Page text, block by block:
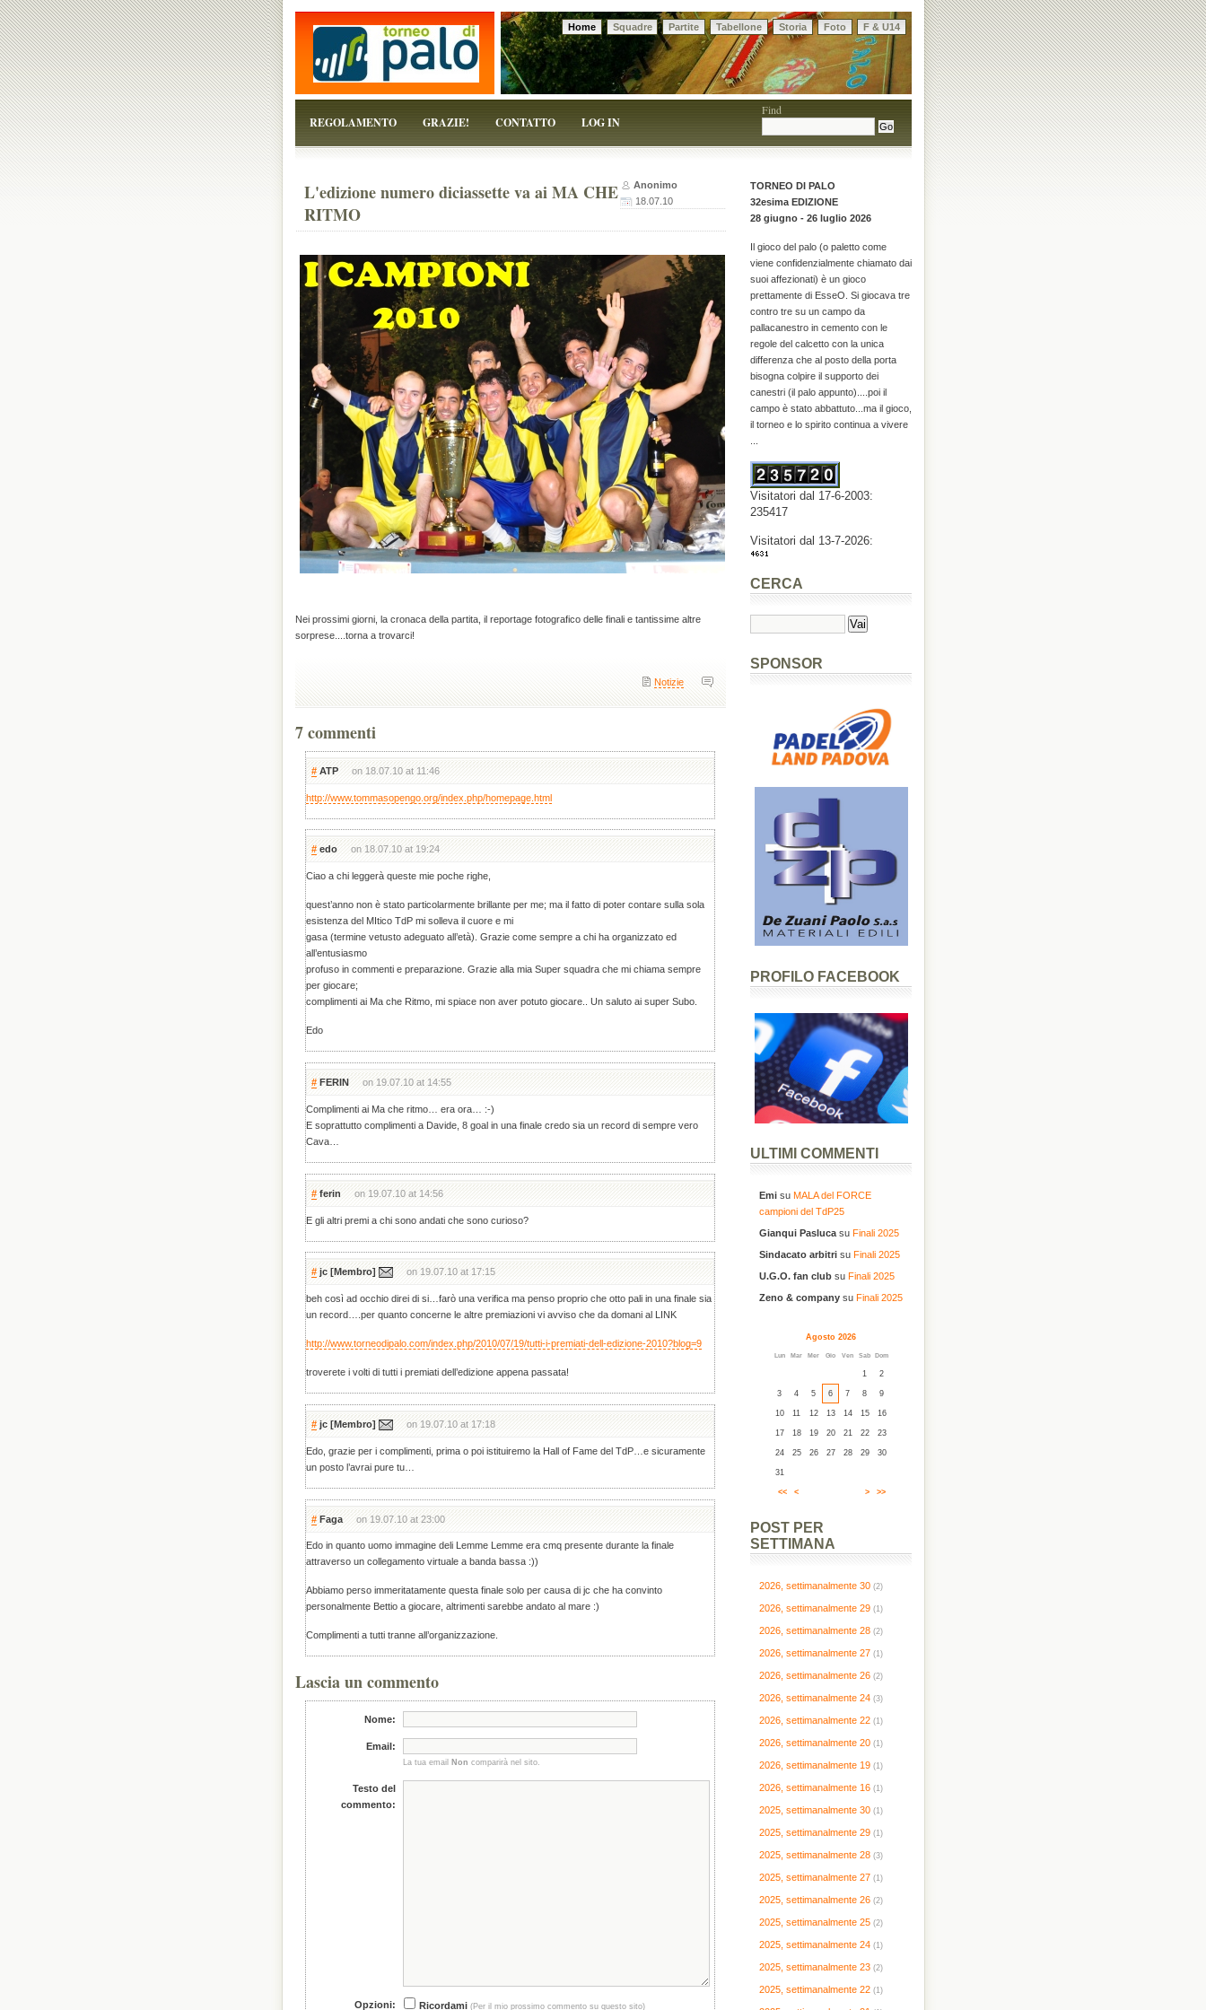
Home Squadre Partite Tabellone Storia Foto F & U14
REGOLAMENTO GRAZIE! CONTATTO LOG IN
Find
Anonimo
18.07.10
L'edizione numero diciassette va ai MA CHE
RITMO
Nei prossimi giorni, la cronaca della partita, il reportage fotografico delle finali e tantissime altre
sorprese....torna a trovarci!
Notizie
7 commenti
# ATP on 18.07.10 at 11:46
http://www.tommasopengo.org/index.php/homepage.html
# edo on 18.07.10 at 19:24
Ciao a chi leggerà queste mie poche righe,
quest’anno non è stato particolarmente brillante per me; ma il fatto di poter contare sulla sola
esistenza del MItico TdP mi solleva il cuore e mi
gasa (termine vetusto adeguato all’età). Grazie come sempre a chi ha organizzato ed
all’entusiasmo
profuso in commenti e preparazione. Grazie alla mia Super squadra che mi chiama sempre
per giocare;
complimenti ai Ma che Ritmo, mi spiace non aver potuto giocare.. Un saluto ai super Subo.
Edo
# FERIN on 19.07.10 at 14:55
Complimenti ai Ma che ritmo… era ora… :-)
E soprattutto complimenti a Davide, 8 goal in una finale credo sia un record di sempre vero
Cava…
# ferin on 19.07.10 at 14:56
E gli altri premi a chi sono andati che sono curioso?
# jc [Membro] on 19.07.10 at 17:15
beh così ad occhio direi di si…farò una verifica ma penso proprio che otto pali in una finale sia
un record….per quanto concerne le altre premiazioni vi avviso che da domani al LINK
http://www.torneodipalo.com/index.php/2010/07/19/tutti-i-premiati-dell-edizione-2010?blog=9
troverete i volti di tutti i premiati dell’edizione appena passata!
# jc [Membro] on 19.07.10 at 17:18
Edo, grazie per i complimenti, prima o poi istituiremo la Hall of Fame del TdP…e sicuramente
un posto l’avrai pure tu…
# Faga on 19.07.10 at 23:00
Edo in quanto uomo immagine deli Lemme Lemme era cmq presente durante la finale
attraverso un collegamento virtuale a banda bassa :))
Abbiamo perso immeritatamente questa finale solo per causa di jc che ha convinto
personalmente Bettio a giocare, altrimenti sarebbe andato al mare :)
Complimenti a tutti tranne all’organizzazione.
Lascia un commento
Nome:
Email:
La tua emailNon comparirà nel sito.
Testo del
commento:
Opzioni: Ricordami (Per il mio prossimo commento su questo sito)
TORNEO DI PALO
32esima EDIZIONE
28 giugno - 26 luglio 2026
Il gioco del palo (o paletto come
viene confidenzialmente chiamato dai
suoi affezionati) è un gioco
prettamente di EsseO. Si giocava tre
contro tre su un campo da
pallacanestro in cemento con le
regole del calcetto con la unica
differenza che al posto della porta
bisogna colpire il supporto dei
canestri (il palo appunto)....poi il
campo è stato abbattuto...ma il gioco,
il torneo e lo spirito continua a vivere
Visitatori dal 17-6-2003:
235417
Visitatori dal 13-7-2026:
CERCA
SPONSOR
PROFILO FACEBOOK
ULTIMI COMMENTI
Emisu MALA del FORCE
campioni del TdP25
Gianqui Paslucasu Finali 2025
Sindacato arbitrisu Finali 2025
U.G.O. fan clubsu Finali 2025
Zeno & companysu Finali 2025
Agosto 2026
Lun Mar Mer Gio Ven Sab Dom
<< < > >>
1 2
3 4 5 6 7 8 9
10 11 12 13 14 15 16
17 18 19 20 21 22 23
24 25 26 27 28 29 30
31
POST PER
SETTIMANA
2026, settimanalmente 30 (2)
2026, settimanalmente 29 (1)
2026, settimanalmente 28 (2)
2026, settimanalmente 27 (1)
2026, settimanalmente 26 (2)
2026, settimanalmente 24 (3)
2026, settimanalmente 22 (1)
2026, settimanalmente 20 (1)
2026, settimanalmente 19 (1)
2026, settimanalmente 16 (1)
2025, settimanalmente 30 (1)
2025, settimanalmente 29 (1)
2025, settimanalmente 28 (3)
2025, settimanalmente 27 (1)
2025, settimanalmente 26 (2)
2025, settimanalmente 25 (2)
2025, settimanalmente 24 (1)
2025, settimanalmente 23 (2)
2025, settimanalmente 22 (1)